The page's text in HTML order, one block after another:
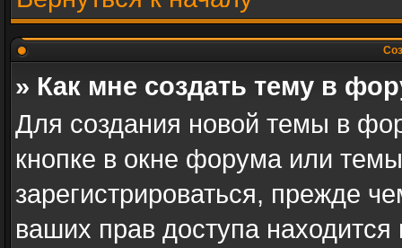
» Как мне создать тему в
Для создания новой темы в
кнопке в окне форума или
зарегистрироваться, прежде
ваших прав доступа